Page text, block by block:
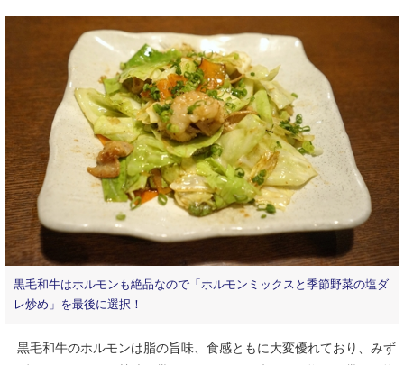
黒毛和牛はホルモンも絶品なので「ホルモンミックスと季節野菜の塩ダ
レ炒め」を最後に選択！
黒毛和牛のホルモンは脂の旨味、食感ともに大変優れており、みず